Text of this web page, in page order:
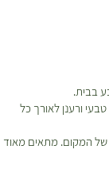
בבית.
ורענן לאורך כל
של המקום. מתאים מאוד